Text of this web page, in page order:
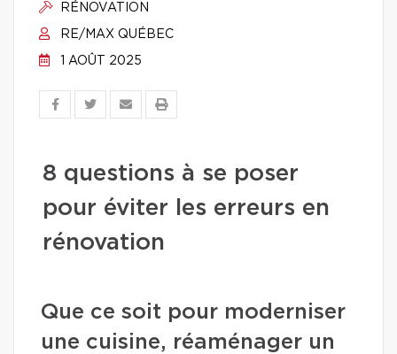
RÉNOVATION
RE/MAX QUÉBEC
1 AOÛT 2025
8 questions à se poser
pour éviter les erreurs en
rénovation
Que ce soit pour moderniser
une cuisine, réaménager un